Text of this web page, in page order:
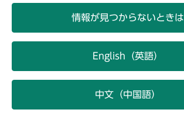
情報が見つからないときは
English（英語）
中文（中国語）